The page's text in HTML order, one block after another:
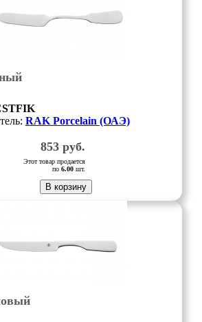
RAK Porcelain (ОАЭ)
853руб.
Этот товар продается
по 6.00шт.
В корзину